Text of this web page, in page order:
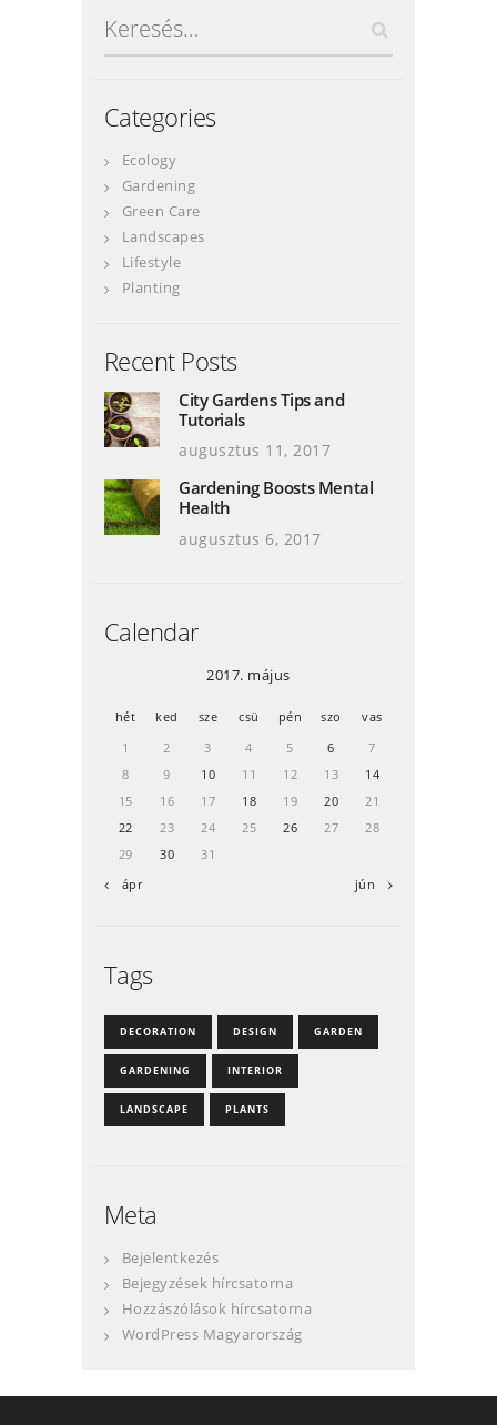
Categories
Ecology
Gardening
Green Care
Landscapes
Lifestyle
Planting
Recent Posts
City Gardens Tips and
Tutorials
augusztus 11, 2017
Gardening Boosts Mental
Health
augusztus 6, 2017
Calendar
2017. május
hét ked sze csü pén szo
vas
1
2 3 4 5 6
7
8
9 10 11 12 13
14
15
16 17 18 19 20
21
22
23 24 25 26 27
28
29
30
31
« ápr
jún »
Tags
DECORATION DESIGN GARDEN
GARDENING INTERIOR
LANDSCAPE PLANTS
Meta
Bejelentkezés
Bejegyzések hírcsatorna
Hozzászólások hírcsatorna
WordPress Magyarország